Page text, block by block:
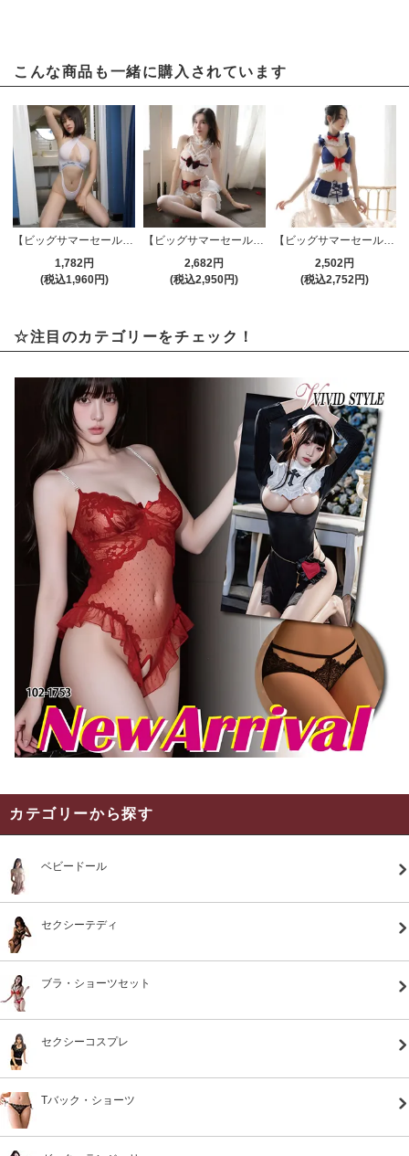
こんな商品も一緒に購入されています
【ビッグサマーセール対象品】レオタード(LEOTARD) 082wt
1,782円
(税込1,960円)
【ビッグサマーセール対象品】ガーターランジェリー(GARTER LINGERIE) 397rd
2,682円
(税込2,950円)
【ビッグサマーセール対象品】ブラ・ショーツセット(BRA・SHORTS SET) 556nb
2,502円
(税込2,752円)
☆注目のカテゴリーをチェック！
カテゴリーから探す
ベビードール
セクシーテディ
ブラ・ショーツセット
セクシーコスプレ
Tバック・ショーツ